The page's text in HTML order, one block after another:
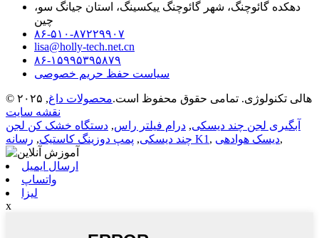
دهکده گائوچنگ، شهر گائوچنگ ییکسینگ، استان جیانگ سو،
چین
۸۶-۵۱۰-۸۷۲۲۹۹۰۷
lisa@holly-tech.net.cn
۸۶-۱۵۹۹۵۳۹۵۸۷۹
سیاست حفظ حریم خصوصی
© ۲۰۲۵ هالی تکنولوژی. تمامی حقوق محفوظ است.محصولات داغ,
نقشه سایت
آبگیری لجن چند دیسکی, درام فیلتر راس, دستگاه خشک کن لجن
چند دیسکی, پمپ دوزینگ کاستیک, رسانه K1 , دیسک هوادهی,
ارسال ایمیل
واتساپ
لیزا
x